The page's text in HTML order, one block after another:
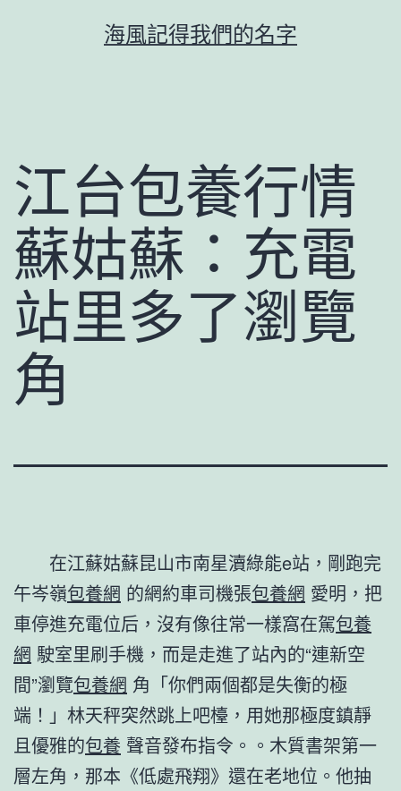
海風記得我們的名字
江台包養行情
蘇姑蘇：充電
站里多了瀏覽
角
在江蘇姑蘇昆山市南星瀆綠能e站，剛跑完
午岑嶺包養網 的網約車司機張包養網 愛明，把
車停進充電位后，沒有像往常一樣窩在駕包養
網 駛室里刷手機，而是走進了站內的“連新空
間”瀏覽包養網 角「你們兩個都是失衡的極
端！」林天秤突然跳上吧檯，用她那極度鎮靜
且優雅的包養 聲音發布指令。。木質書架第一
層左角，那本《低處飛翔》還在老地位。他抽